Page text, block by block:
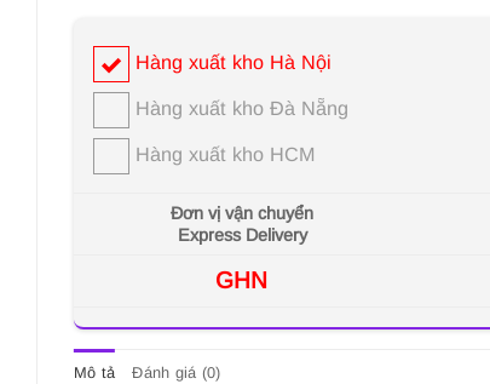
Hàng xuất kho Hà Nội
Hàng xuất kho Đà Nẵng
Hàng xuất kho HCM
Đơn vị vận chuyển
Express Delivery
GHN
Mô tả Đánh giá (0)